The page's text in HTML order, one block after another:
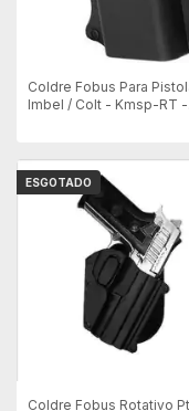
Coldre Fobus Para
Imbel / Colt - Kmsp-RT -
ESGOTADO
Coldre Fobus Rotativo Pt